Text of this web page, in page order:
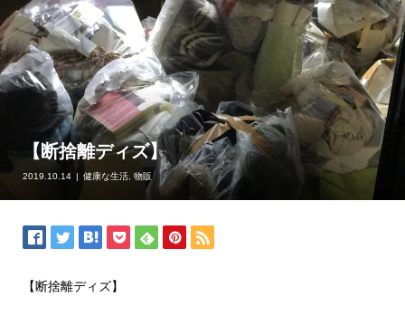
【断捨離ディズ】
2019.10.14 健康な生活, 物販
【断捨離ディズ】